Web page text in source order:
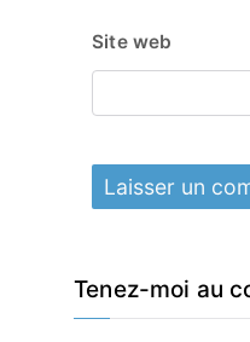
Site web
Tenez-moi au